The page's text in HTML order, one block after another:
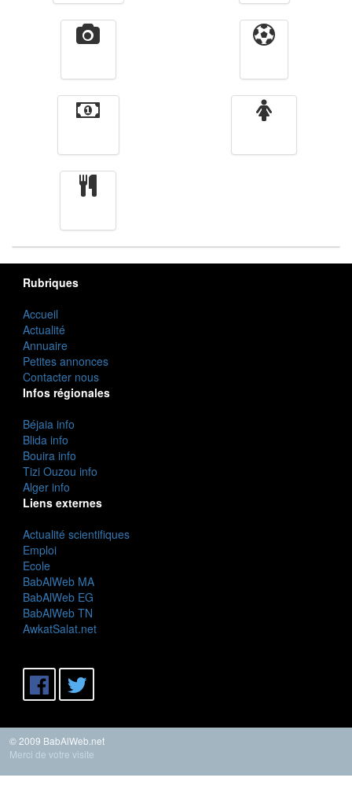
Rubriques
Accueil
Actualité
Annuaire
Petites annonces
Contacter nous
Infos régionales
Béjaia info
Blida info
Bouira info
Tizi Ouzou info
Alger info
Liens externes
Actualité scientifiques
Emploi
Ecole
BabAlWeb MA
BabAlWeb EG
BabAlWeb TN
AwkatSalat.net
© 2009 BabAlWeb.net
Merci de votre visite